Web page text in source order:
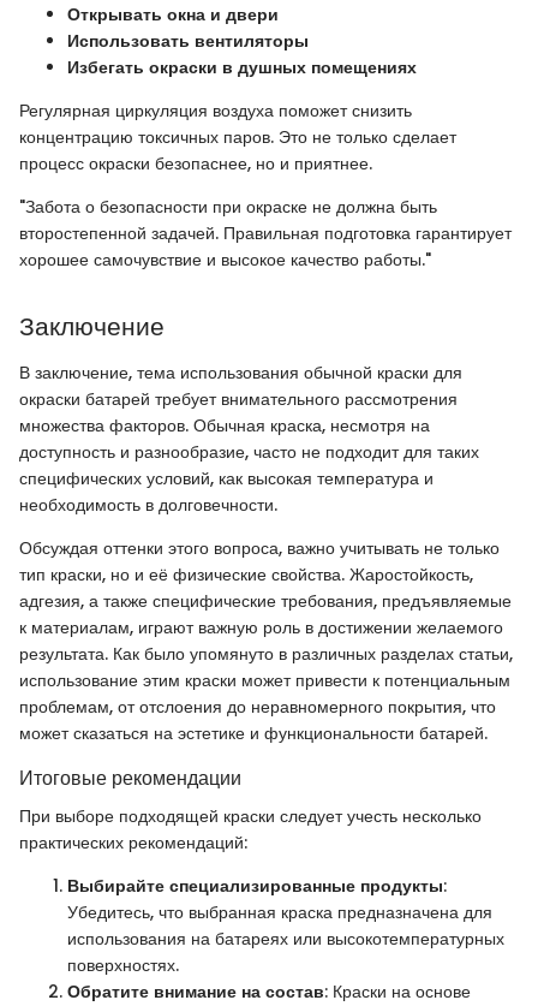
Открывать окна и двери
Использовать вентиляторы
Избегать окраски в душных помещениях
Регулярная циркуляция воздуха поможет снизить
концентрацию токсичных паров. Это не только сделает
процесс окраски безопаснее, но и приятнее.
"Забота о безопасности при окраске не должна быть
второстепенной задачей. Правильная подготовка гарантирует
хорошее самочувствие и высокое качество работы."
Заключение
В заключение, тема использования обычной краски для
окраски батарей требует внимательного рассмотрения
множества факторов. Обычная краска, несмотря на
доступность и разнообразие, часто не подходит для таких
специфических условий, как высокая температура и
необходимость в долговечности.
Обсуждая оттенки этого вопроса, важно учитывать не только
тип краски, но и её физические свойства. Жаростойкость,
адгезия, а также специфические требования, предъявляемые
к материалам, играют важную роль в достижении желаемого
результата. Как было упомянуто в различных разделах статьи,
использование этим краски может привести к потенциальным
проблемам, от отслоения до неравномерного покрытия, что
может сказаться на эстетике и функциональности батарей.
Итоговые рекомендации
При выборе подходящей краски следует учесть несколько
практических рекомендаций:
Выбирайте специализированные продукты:
Убедитесь, что выбранная краска предназначена для
использования на батареях или высокотемпературных
поверхностях.
Обратите внимание на состав: Краски на основе